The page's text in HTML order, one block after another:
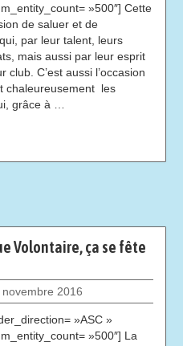
»500″] Cette
de saluer et de
par leur talent, leurs
mais aussi par leur esprit
C’est aussi l’occasion
chaleureusement les
grâce à …
Volontaire, ça se fête
novembre 2016
»ASC »
»500″] La